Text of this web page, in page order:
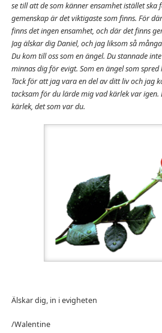
se till att de som känner ensamhet istället
gemenskap är det viktigaste som finns. För
finns det ingen ensamhet, och där det finns
Jag älskar dig Daniel, och jag liksom så
Du kom till oss som en ängel. Du stannade
minnas dig för evigt. Som en ängel som
Tack för att jag vara en del av ditt liv och jag
tacksam för du lärde mig vad kärlek var igen.
kärlek, det som var du.
Älskar dig, in i evigheten
/Walentine